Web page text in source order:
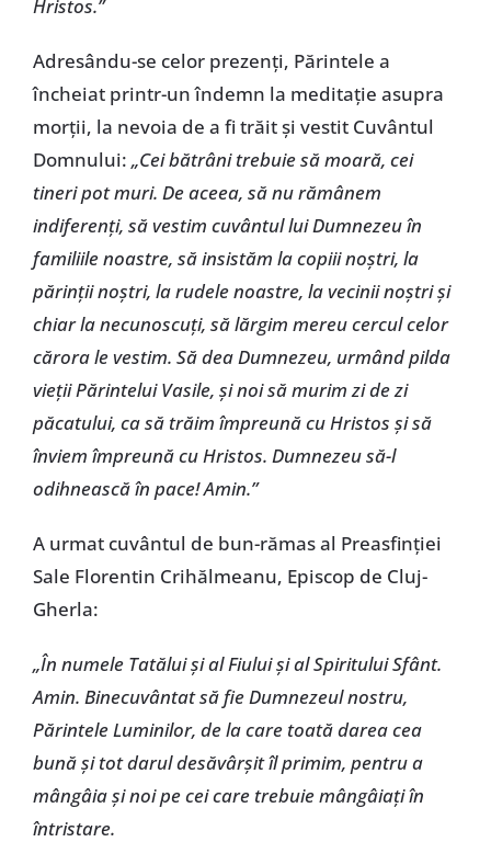
Hristos.”
Adresându-se celor prezenţi, Părintele a
încheiat printr-un îndemn la meditaţie asupra
morţii, la nevoia de a fi trăit şi vestit Cuvântul
Domnului: „Cei bătrâni trebuie să moară, cei
tineri pot muri. De aceea, să nu rămânem
indiferenţi, să vestim cuvântul lui Dumnezeu în
familiile noastre, să insistăm la copiii noştri, la
părinţii noştri, la rudele noastre, la vecinii noştri şi
chiar la necunoscuţi, să lărgim mereu cercul celor
cărora le vestim. Să dea Dumnezeu, urmând pilda
vieţii Părintelui Vasile, şi noi să murim zi de zi
păcatului, ca să trăim împreună cu Hristos şi să
înviem împreună cu Hristos. Dumnezeu să-l
odihnească în pace! Amin.”
A urmat cuvântul de bun-rămas al Preasfinţiei
Sale Florentin Crihălmeanu, Episcop de Cluj-
Gherla:
„În numele Tatălui şi al Fiului şi al Spiritului Sfânt.
Amin. Binecuvântat să fie Dumnezeul nostru,
Părintele Luminilor, de la care toată darea cea
bună şi tot darul desăvârşit îl primim, pentru a
mângâia şi noi pe cei care trebuie mângâiaţi în
întristare.